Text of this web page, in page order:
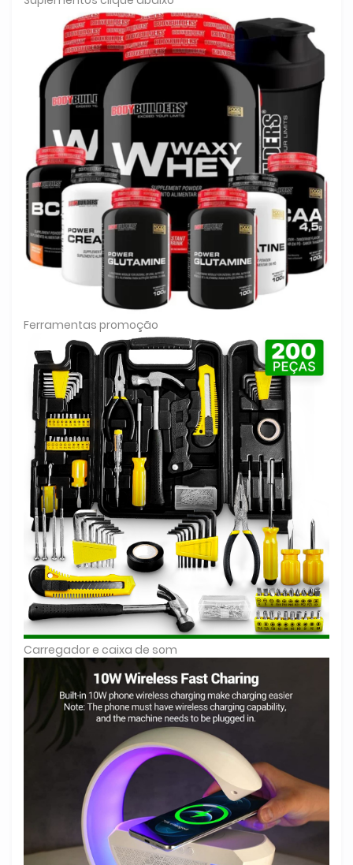
Ferramentas promoção
Carregador e caixa de som